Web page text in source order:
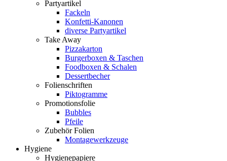
Partyartikel
Fackeln
Konfetti-Kanonen
diverse Partyartikel
Take Away
Pizzakarton
Burgerboxen & Taschen
Foodboxen & Schalen
Dessertbecher
Folienschriften
Piktogramme
Promotionsfolie
Bubbles
Pfeile
Zubehör Folien
Montagewerkzeuge
Hygiene
Hygienepapiere